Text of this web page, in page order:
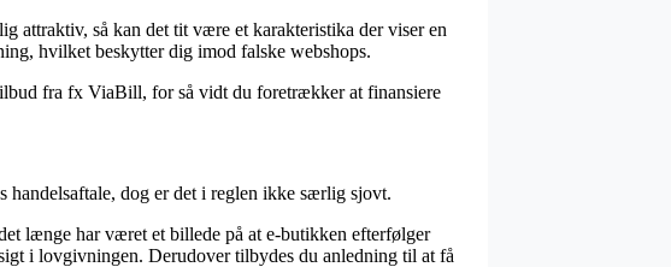
attraktiv, så kan det tit være et karakteristika der viser en
hvilket beskytter dig imod falske webshops.
fra fx ViaBill, for så vidt du foretrækker at finansiere
handelsaftale, dog er det i reglen ikke særlig sjovt.
længe har været et billede på at e-butikken efterfølger
i lovgivningen. Derudover tilbydes du anledning til at få